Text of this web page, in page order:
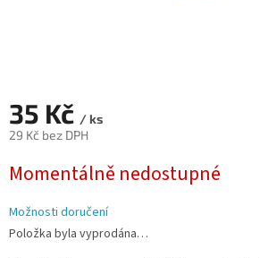
35 Kč / ks
29 Kč bez DPH
cena:
Momentálně nedostupné
Možnosti doručení
Položka byla vyprodána…